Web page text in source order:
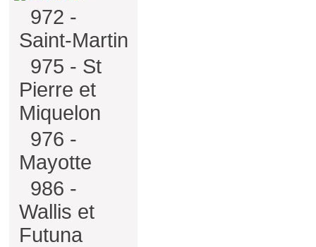
972 -
Saint-Martin
975 - St
Pierre et
Miquelon
976 -
Mayotte
986 -
Wallis et
Futuna